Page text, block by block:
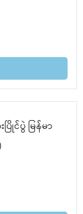
င်ပွဲ မြန်မာ